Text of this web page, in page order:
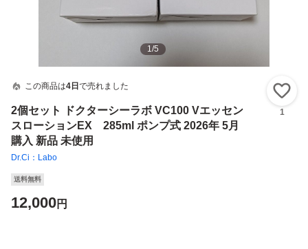
1/5
この商品は4日 で売れました
2個セット ドクターシーラボ VC100 Vエッセン
スローションEX 285ml ポンプ式 2026年 5月
購入 新品 未使用
Dr.Ci：Labo
1
送料無料
12,000円